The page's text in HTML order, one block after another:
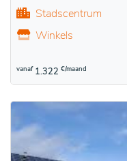
Stadscentrum
Winkels
vanaf 1.322 €/maand